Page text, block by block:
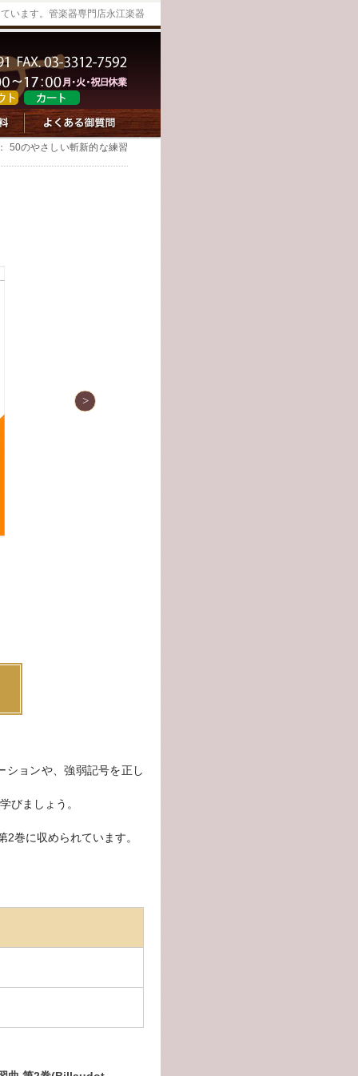
います。管楽器専門店永江楽器
50のやさしい斬新的な練習
ションや、強弱記号を正し
びましょう。
巻に収められています。